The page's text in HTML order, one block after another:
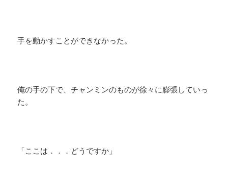
手を動かすことができなかった。
俺の手の下で、チャンミンのものが徐々に膨張していっ
た。
「ここは．．．どうですか」